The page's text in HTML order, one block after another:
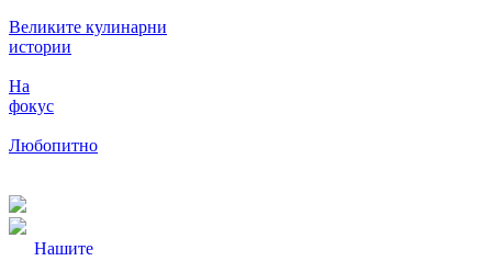
Великите кулинарни
истории
На
фокус
Любопитно
Нашите